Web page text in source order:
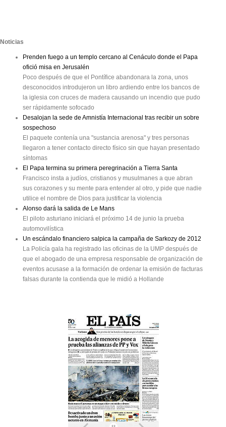
Noticias
Prenden fuego a un templo cercano al Cenáculo donde el Papa
ofició misa en Jerusalén
Poco después de que el Pontífice abandonara la zona, unos
desconocidos introdujeron un libro ardiendo entre los bancos de
la iglesia con cruces de madera causando un incendio que pudo
ser rápidamente sofocado
Desalojan la sede de Amnistía Internacional tras recibir un sobre
sospechoso
El paquete contenía una "sustancia arenosa" y tres personas
llegaron a tener contacto directo físico sin que hayan presentado
síntomas
El Papa termina su primera peregrinación a Tierra Santa
Francisco insta a judíos, cristianos y musulmanes a que abran
sus corazones y su mente para entender al otro, y pide que nadie
utilice el nombre de Dios para justificar la violencia
Alonso dará la salida de Le Mans
El piloto asturiano iniciará el próximo 14 de junio la prueba
automovilística
Un escándalo financiero salpica la campaña de Sarkozy de 2012
La Policía gala ha registrado las oficinas de la UMP después de
que el abogado de una empresa responsable de organización de
eventos acusase a la formación de ordenar la emisión de facturas
falsas durante la contienda que le midió a Hollande